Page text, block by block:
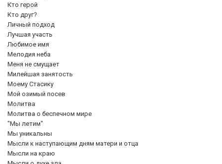
Кто герой
Кто друг?
Личный подход
Лучшая участь
Любимое имя
Мелодия неба
Меня не смущает
Милейшая занятость
Моему Стасику
Мой озимый посев
Молитва
Молитва о беспечном мире
"Мы летим"
Мы уникальны
Мысли к наступающим дням матери и отца
Мысли на краю